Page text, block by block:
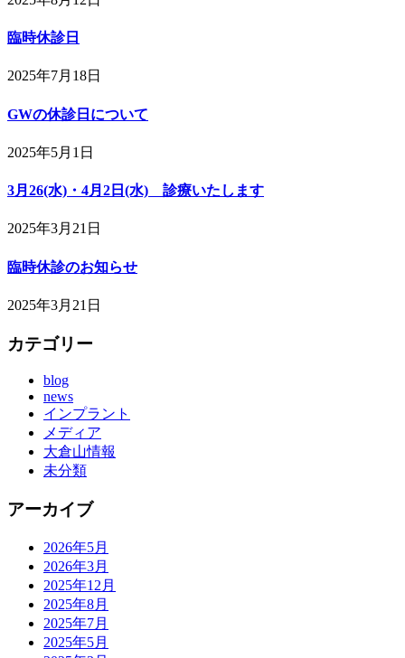
臨時休診日
2025年7月18日
GWの休診日について
2025年5月1日
3月26(水)・4月2日(水) 診療いたします
2025年3月21日
臨時休診のお知らせ
2025年3月21日
カテゴリー
blog
news
インプラント
メディア
大倉山情報
未分類
アーカイブ
2026年5月
2026年3月
2025年12月
2025年8月
2025年7月
2025年5月